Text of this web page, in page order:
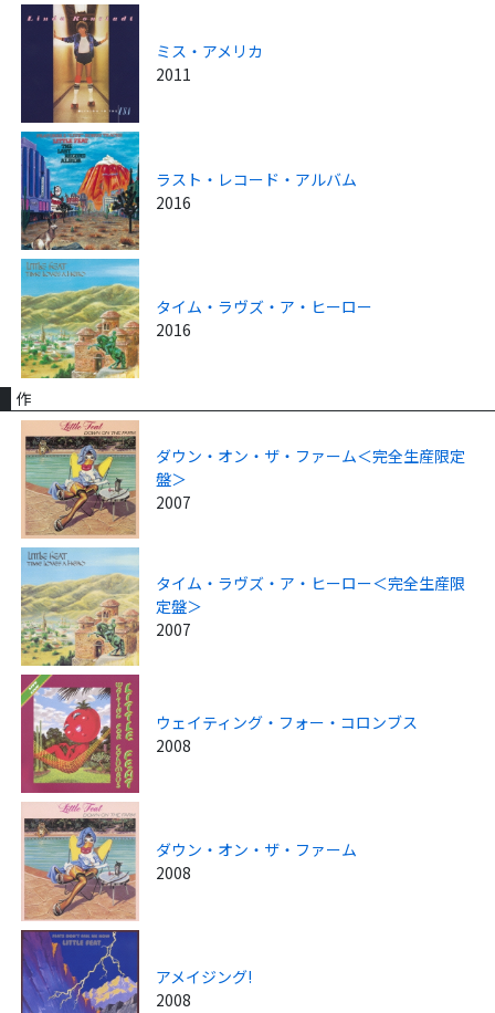
ミス・アメリカ
2011
ラスト・レコード・アルバム
2016
タイム・ラヴズ・ア・ヒーロー
2016
作
ダウン・オン・ザ・ファーム＜完全生産限定
盤＞
2007
タイム・ラヴズ・ア・ヒーロー＜完全生産限
定盤＞
2007
ウェイティング・フォー・コロンブス
2008
ダウン・オン・ザ・ファーム
2008
アメイジング!
2008